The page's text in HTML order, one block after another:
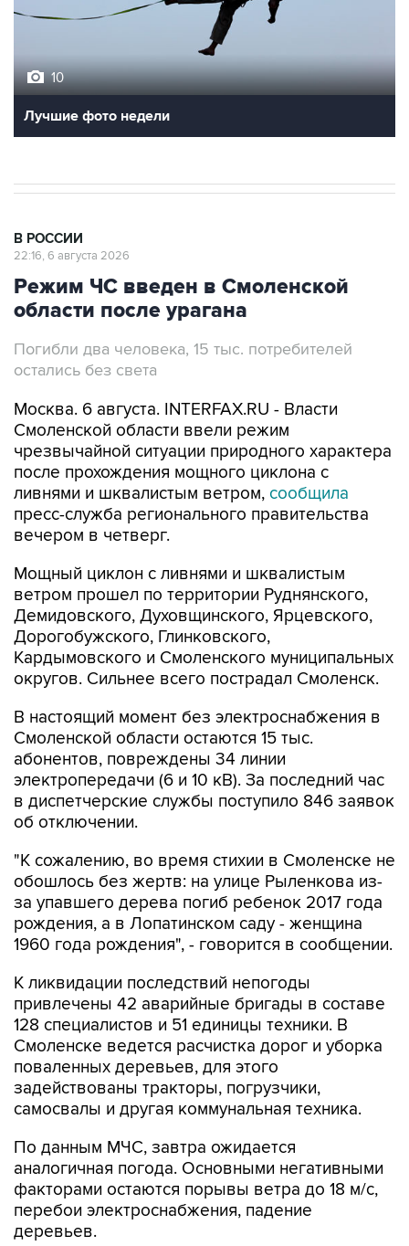
Лучшие фото недели
Режим ЧС введен в Смоленской
области после урагана
Погибли два человека, 15 тыс. потребителей
Москва. 6 августа. INTERFAX.RU - Власти
чрезвычайной ситуации природного характера
после прохождения мощного циклона с
ливнями и шквалистым ветром,сообщила
пресс-служба регионального правительства
вечером в четверг.
Мощный циклон с ливнями и шквалистым
Демидовского, Духовщинского, Ярцевского,
Дорогобужского, Глинковского,
Кардымовского и Смоленского муниципальных
округов. Сильнее всего пострадал Смоленск.
В настоящий момент без электроснабжения в
абонентов, повреждены 34 линии
электропередачи (6 и 10 кВ). За последний час
в диспетчерские службы поступило 846 заявок
об отключении.
"К сожалению, во время стихии в Смоленске не
за упавшего дерева погиб ребенок 2017 года
рождения, а в Лопатинском саду - женщина
1960 года рождения", - говорится в сообщении.
К ликвидации последствий непогоды
128 специалистов и 51 единицы техники. В
Смоленске ведется расчистка дорог и уборка
поваленных деревьев, для этого
задействованы тракторы, погрузчики,
самосвалы и другая коммунальная техника.
По данным МЧС, завтра ожидается
факторами остаются порывы ветра до 18 м/с,
перебои электроснабжения, падение
деревьев.
Смоленская область